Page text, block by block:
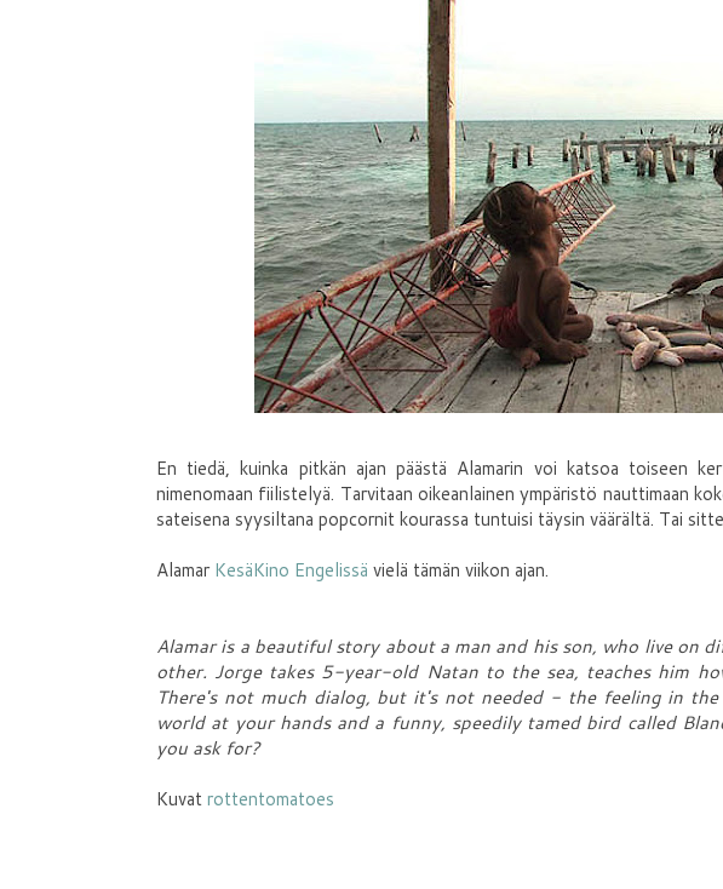
En tiedä, kuinka pitkän ajan päästä Alamarin voi katsoa toiseen
nimenomaan fiilistelyä. Tarvitaan oikeanlainen ympäristö nauttimaan
sateisena syysiltana popcornit kourassa tuntuisi täysin väärältä. Tai
Alamar KesäKino Engelissä vielä tämän viikon ajan.
Alamar is a beautiful story about a man and his son, who live on
other. Jorge takes 5-year-old Natan to the sea, teaches him
There's not much dialog, but it's not needed - the feeling in
world at your hands and a funny, speedily tamed bird called
you ask for?
Kuvatrottentomatoes